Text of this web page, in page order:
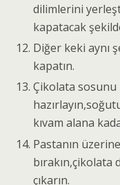
dilimlerini
kapatacak
Diğer keki aynı
kapatın.
Çikolata
kıvam alana
Pastanın
bırakın,çikolata
çıkarın.